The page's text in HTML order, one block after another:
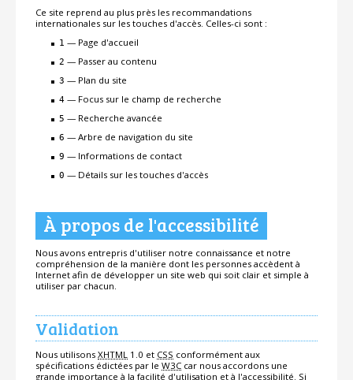
Ce site reprend au plus près les recommandations
internationales sur les touches d'accès. Celles-ci sont :
1 — Page d'accueil
2 — Passer au contenu
3 — Plan du site
4 — Focus sur le champ de recherche
5 — Recherche avancée
6 — Arbre de navigation du site
9 — Informations de contact
0 — Détails sur les touches d'accès
À propos de l'accessibilité
Nous avons entrepris d'utiliser notre connaissance et notre
compréhension de la manière dont les personnes accèdent à
Internet afin de développer un site web qui soit clair et simple à
utiliser par chacun.
Validation
Nous utilisons XHTML 1.0 et CSS conformément aux
spécifications édictées par le W3C car nous accordons une
grande importance à la facilité d'utilisation et à l'accessibilité. Si